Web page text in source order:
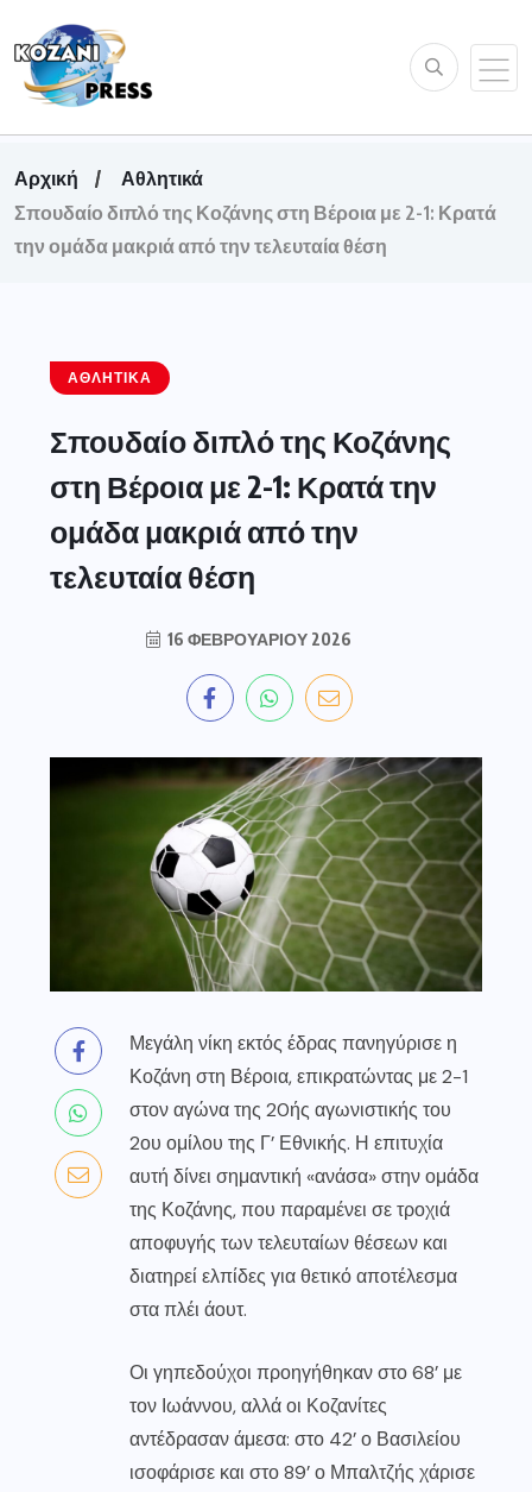
Αρχική
Αθλητικά
Σπουδαίο διπλό της Κοζάνης στη Βέροια με 2-1: Κρατά
την ομάδα μακριά από την τελευταία θέση
ΑΘΛΗΤΙΚΆ
Σπουδαίο διπλό της Κοζάνης
στη Βέροια με 2-1: Κρατά την
ομάδα μακριά από την
τελευταία θέση
16 ΦΕΒΡΟΥΑΡΊΟΥ 2026
Μεγάλη νίκη εκτός έδρας πανηγύρισε η
Κοζάνη στη Βέροια, επικρατώντας με 2-1
στον αγώνα της 20ής αγωνιστικής του
2ου ομίλου της Γ’ Εθνικής. Η επιτυχία
αυτή δίνει σημαντική «ανάσα» στην ομάδα
της Κοζάνης, που παραμένει σε τροχιά
αποφυγής των τελευταίων θέσεων και
διατηρεί ελπίδες για θετικό αποτέλεσμα
στα πλέι άουτ.
Οι γηπεδούχοι προηγήθηκαν στο 68’ με
τον Ιωάννου, αλλά οι Κοζανίτες
αντέδρασαν άμεσα: στο 42’ ο Βασιλείου
ισοφάρισε και στο 89’ ο Μπαλτζής χάρισε